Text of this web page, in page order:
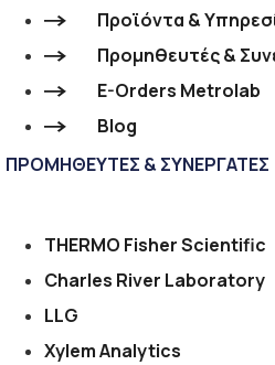
Προϊόντα &
Προμηθευτές &
E-Orders Metrolab
Blog
ΠΡΟΜΗΘΕΥΤΕΣ & ΣΥΝΕΡΓΑΤΕΣ
THERMO Fisher Scientific
Charles River Laboratory
LLG
Xylem Analytics